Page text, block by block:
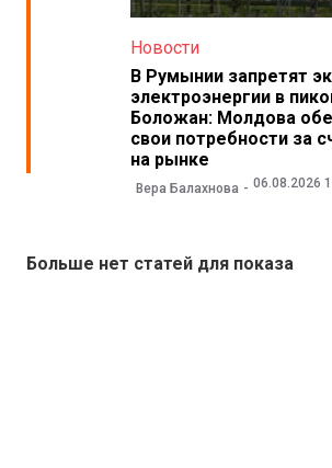
Новости
В Румынии запретят
электроэнергии в
Боложан: Молдова
свои потребности за
на рынке
Вера Балахнова 06.08.2026
Больше нет статей для показа